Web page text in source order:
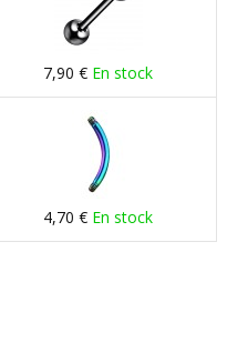
7,90 € En stock
4,70 € En stock